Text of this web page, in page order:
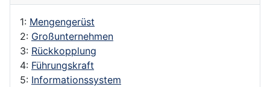
1: Mengengerüst
2: Großunternehmen
3: Rückkopplung
4: Führungskraft
5: Informationssystem